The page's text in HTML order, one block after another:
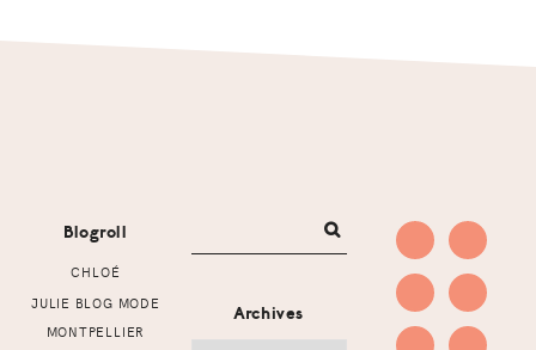
Blogroll
CHLOÉ
JULIE BLOG MODE
MONTPELLIER
Archives